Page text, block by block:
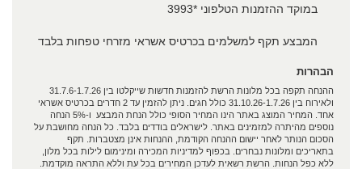
במוקד ההזמנות הטלפוני *3993
המבצע תקף למשלמים בכרטיס אשראי מזרחי טפחות בלבד
הבהרות
ההנחה תקפה בכל מלונות הרשת להזמנות חדשות שייקלטו בין 31.7.6-1.7.26
ולאירוח בין 31.10.26-1.7.26 כולל חגים. ניתן להזמין עד 2 חדרים בכרטיס אשראי
אחד. המחיר המוצג באתר הינו המחיר הסופי כולל הנחת המבצע ו-5% הנחה
נוספים מהיתרה למזמינים באתר. לישראלים בודדים בלבד. כל הנחה מחושבת על
הסכום הנותר לאחר יישום ההנחה הקודמת, ההנחות אינן מצטברות. תקף
בתאריכים ומלונות נבחרים. בכפוף למדיניות המכירה ומינימום לילות בכל מלון,
ללא כפל הנחות. הרשת רשאית לעדכן המחירים בכל עת וללא התראה מוקדמת.